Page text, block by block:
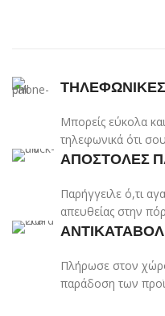
Μπορείς εύκολα
τηλεφωνικά ότι
ΑΠΟΣΤΟΛΕΣ
Παρήγγειλε ό,τι
απευθείας στην
Πλήρωσε στον
παράδοση των